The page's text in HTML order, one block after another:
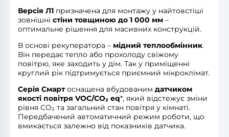
Версія Л1 призначена для монтажу у найтовстіші
зовнішні стіни товщиною до 1 000 мм –
оптимальне рішення для масивних конструкцій.
В основі рекуператора – мідний теплообмінник.
Він передає тепло або прохолоду свіжому
повітрю, яке заходить у дім. Так у приміщенні
круглий рік підтримується приємний мікроклімат.
Серія Смартоснащена вбудованим датчиком
якості повітря VOC/CO₂ eq*, який відстежує зміни
рівня CO₂ та загальний стан повітря у кімнаті.
Передбачений автоматичний режим роботи, що
вмикається залежно від показників датчика.